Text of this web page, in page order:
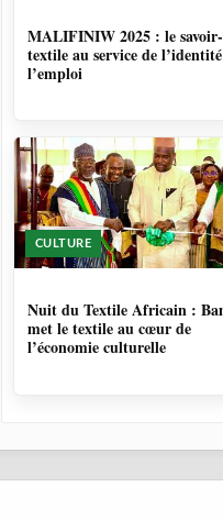
MALIFINIW 2025 : le
textile au service de
l’emploi
CULTURE
Nuit du Textile Africain :
met le textile au cœur de
l’économie culturelle